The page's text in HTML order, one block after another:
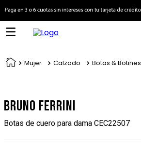
Mujer Calzado Botas & Botines
Bruno Ferrini
Botas de cuero para dama CEC22507